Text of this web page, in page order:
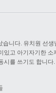
니다. 유치원 선생
있고 아기자기한 소
시를 쓰기도 합니다